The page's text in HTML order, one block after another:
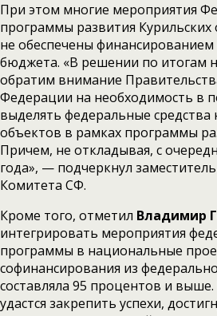
При этом многие мероприятия
программы развития Курильских
не обеспечены
бюджета. «В решении по итогам
обратим внимание
Федерации на необходимость в
выделять федеральные средства
объектов в рамках программы
Причем, не откладывая, с
года», — подчеркнул
Комитета СФ.
Кроме того, отметил Владимир
интегрировать мероприятия
программы в национальные
софинансирования из
составляла 95 процентов и выше.
удастся закрепить успехи,